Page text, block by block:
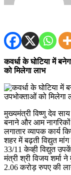
कवर्धा के घोटिया में
को मिलेगा लाभ
मुख्यमंत्री विष्णु देव
बनाने और आम नागरिकों
लगातार व्यापक कार्य
शहर में बढ़ती विद्युत
33/11 केव्ही विद्युत
मंत्री श्री विजय शर्मा
2.06 करोड़ रुपए की